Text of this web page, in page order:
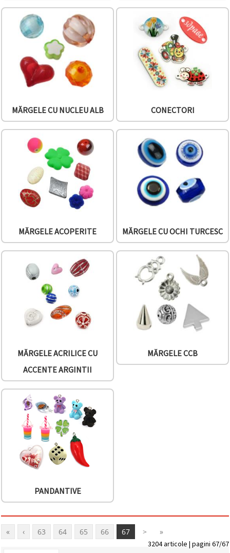
MĂRGELE CU NUCLEU ALB CONECTORI
MĂRGELE ACOPERITE MĂRGELE CU OCHI TURCESC
MĂRGELE ACRILICE CU
ACCENTE ARGINTII
MĂRGELE CCB
PANDANTIVE
« ‹ 63 64 65 66 67 > »
3204 articole | pagini 67/67